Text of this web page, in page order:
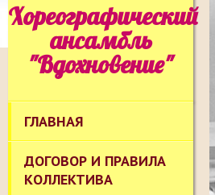
Хореографический
ансамбль
"Вдохновение"
ГЛАВНАЯ
ДОГОВОР И ПРАВИЛА
КОЛЛЕКТИВА